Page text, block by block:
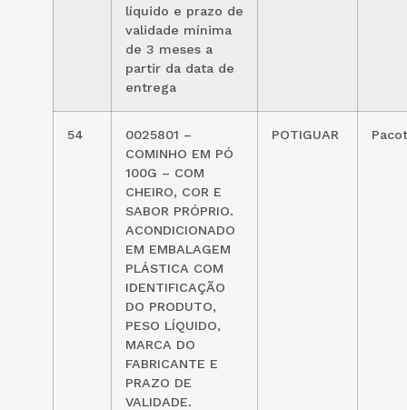
líquido e prazo de
validade mínima
de 3 meses a
partir da data de
entrega
54
0025801 –
COMINHO EM PÓ
100G – COM
CHEIRO, COR E
SABOR PRÓPRIO.
ACONDICIONADO
EM EMBALAGEM
PLÁSTICA COM
IDENTIFICAÇÃO
DO PRODUTO,
PESO LÍQUIDO,
MARCA DO
FABRICANTE E
PRAZO DE
VALIDADE.
POTIGUAR